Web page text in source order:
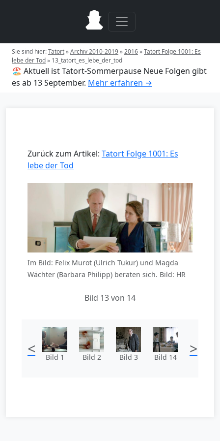
Sie sind hier:Tatort»Archiv 2010-2019»2016»Tatort Folge 1001: Es
lebe der Tod» 13_tatort_es_lebe_der_tod
🏖️ Aktuell ist Tatort-Sommerpause Neue Folgen gibt
es ab 13 September. Mehr erfahren →
Zurück zum Artikel: Tatort Folge 1001: Es
lebe der Tod
Im Bild: Felix Murot (Ulrich Tukur) und Magda
Wächter (Barbara Philipp) beraten sich. Bild: HR
Bild 13 von 14
< Bild 1 Bild 2 Bild 3 Bild 14 >